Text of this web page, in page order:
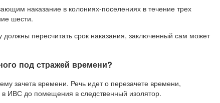
наказание в колониях-поселениях в течение трех
шести.
пересчитать срок наказания, заключенный сам может
под стражей времени?
зачета времени. Речь идет о перезачете времени,
ИВС до помещения в следственный изолятор.